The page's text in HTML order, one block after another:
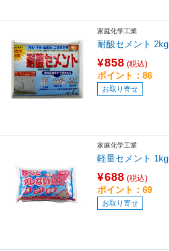
家庭化学工業
耐酸セメント 2kg
¥858 (税込)
ポイント：86
お取り寄せ
家庭化学工業
軽量セメント 1kg
¥688 (税込)
ポイント：69
お取り寄せ